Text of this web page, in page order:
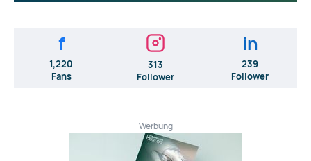
f
1,220
Fans
313
Follower
in
239
Follower
Werbung